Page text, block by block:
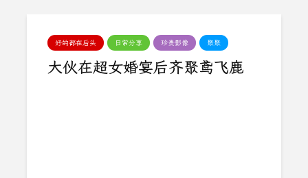
好的都在后头 日常分享 珍贵影像 聚聚
大伙在超女婚宴后齐聚鸢飞鹿